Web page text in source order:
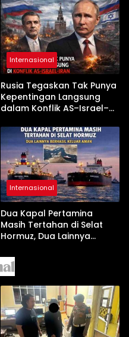
Jelang Kunjungan Beijing
Internasional
Rusia Tegaskan Tak Punya
Kepentingan Langsung
dalam Konflik AS–Israel–
Internasional
Dua Kapal Pertamina
Masih Tertahan di Selat
Hormuz, Dua Lainnya